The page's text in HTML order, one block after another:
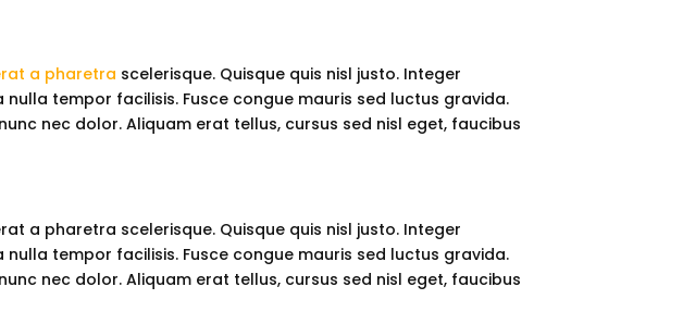
a pharetra scelerisque. Quisque quis nisl justo. Integer
tempor facilisis. Fusce congue mauris sed luctus gravida.
nec dolor. Aliquam erat tellus, cursus sed nisl eget, faucibus
a pharetra scelerisque. Quisque quis nisl justo. Integer
tempor facilisis. Fusce congue mauris sed luctus gravida.
nec dolor. Aliquam erat tellus, cursus sed nisl eget, faucibus